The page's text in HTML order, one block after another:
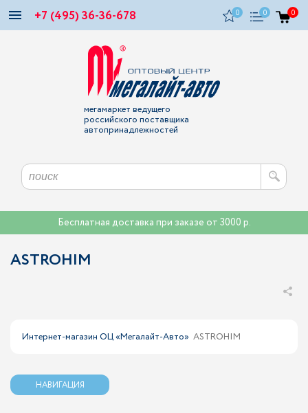
+7 (495) 36-36-678 0 0 0
мегамаркет ведущего
российского поставщика
автопринадлежностей
Бесплатная доставка при заказе от 3000 р.
ASTROHIM
Интернет-магазин ОЦ «Мегалайт-Авто» ASTROHIM
НАВИГАЦИЯ